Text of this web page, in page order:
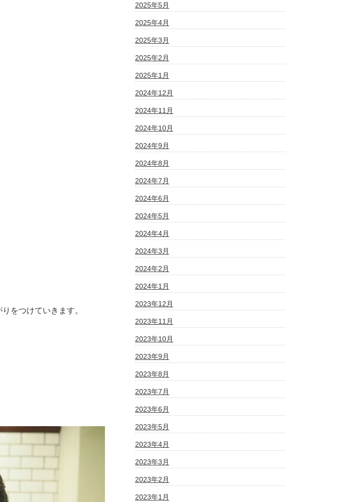
りをつけていきます。
2025年5月
2025年4月
2025年3月
2025年2月
2025年1月
2024年12月
2024年11月
2024年10月
2024年9月
2024年8月
2024年7月
2024年6月
2024年5月
2024年4月
2024年3月
2024年2月
2024年1月
2023年12月
2023年11月
2023年10月
2023年9月
2023年8月
2023年7月
2023年6月
2023年5月
2023年4月
2023年3月
2023年2月
2023年1月